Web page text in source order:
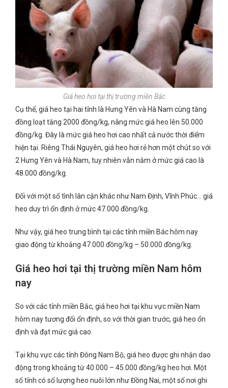
Giá heo hơi tại thị trường miền Bắc
Cụ thể, giá heo tại hai tỉnh là Hưng Yên và Hà Nam cùng tăng
đồng loạt tăng 2000 đồng/kg, nâng mức giá heo lên 50.000
đồng/kg. Đây là mức giá heo hơi cao nhất cả nước thời điểm
hiện tại. Riêng Thái Nguyên, giá heo hơi rẻ hơn một chút so với
2 Hưng Yên và Hà Nam, tuy nhiên vẫn nằm ở mức giá cao là
48.000 đồng/kg.
Đối với một số tình lân cận khác như Nam Định, Vĩnh Phúc… giá
heo duy trì ổn định ở mức 47.000 đồng/kg.
Như vậy, giá heo trung bình tại các tỉnh miền Bác hôm nay
giao động từ khoảng 47.000 đồng/kg – 50.000 đồng/kg.
Giá heo hơi tại thị trường miền Nam hôm
nay
So với các tỉnh miền Bắc, giá heo hơi tại khu vực miền Nam
hôm nay tương đối ổn định, so với thời gian trước, giá heo ổn
định và đạt mức giá cao.
Tại khu vực các tỉnh Đông Nam Bộ, giá heo được ghi nhận dao
động trong khoảng từ 40.000 – 45.000 đồng/kg heo hơi. Một
số tỉnh có số lượng heo nuôi lớn như Đồng Nai, một số nơi ghi